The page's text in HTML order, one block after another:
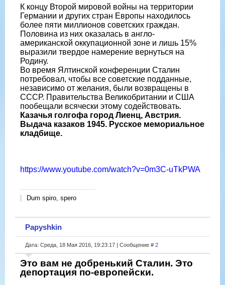
К концу Второй мировой войны на территории
Германии и других стран Европы находилось
более пяти миллионов советских граждан.
Половина из них оказалась в англо-
американской оккупационной зоне и лишь 15%
выразили твердое намерение вернуться на
Родину.
Во время Ялтинской конференции Сталин
потребовал, чтобы все советские подданные,
независимо от желания, были возвращены в
СССР. Правительства Великобритании и США
пообещали всячески этому содействовать.
Казачья голгофа город Лиенц, Австрия.
Выдача казаков 1945. Русское мемориальное
кладбище.
https://www.youtube.com/watch?v=0m3C-uTkPWA
Dum spiro, spero
Papyshkin
Дата: Среда, 18 Мая 2016, 19:23:17 | Сообщение # 2
Это вам не добренький Сталин. Это
депортация по-европейски.